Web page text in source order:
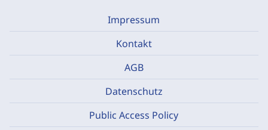
Impressum
Kontakt
AGB
Datenschutz
Public Access Policy